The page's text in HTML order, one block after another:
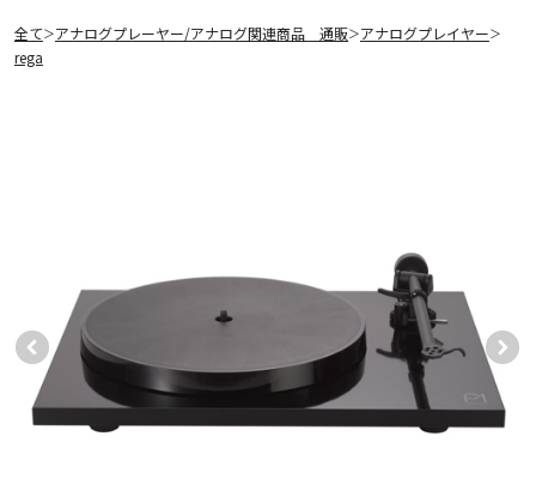
全て＞アナログプレーヤー/アナログ関連商品 通販＞アナログプレイヤー＞
rega